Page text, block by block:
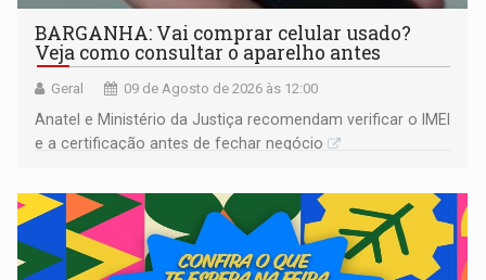
BARGANHA: Vai comprar celular usado?
Veja como consultar o aparelho antes
Geral 09 de Agosto de 2026 às 12:00
Anatel e Ministério da Justiça recomendam verificar o IMEI
e a certificação antes de fechar negócio